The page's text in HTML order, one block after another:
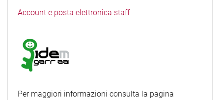
Account e posta elettronica staff
Per maggiori informazioni consulta la pagina